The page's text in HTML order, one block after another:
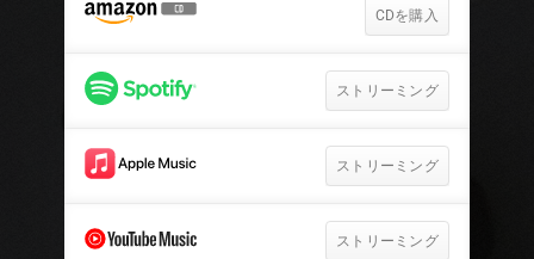
CDを購入
ストリーミング
ストリーミング
ストリーミング